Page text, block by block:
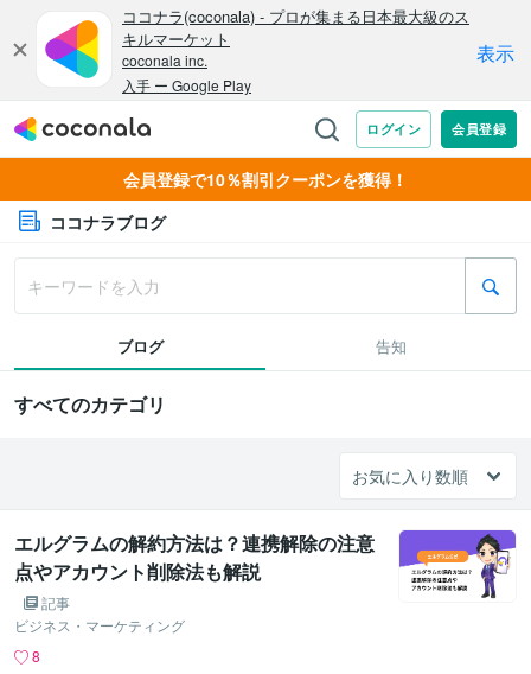
会員登録で10％割引クーポンを獲得！
ココナラブログ
ブログ 告知
すべてのカテゴリ
エルグラムの解約方法は？連携解除の注意
点やアカウント削除法も解説
記事
ビジネス・マーケティング
8